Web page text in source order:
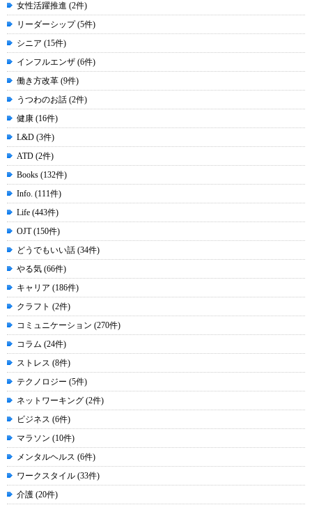
女性活躍推進 (2件)
リーダーシップ (5件)
シニア (15件)
インフルエンザ (6件)
働き方改革 (9件)
うつわのお話 (2件)
健康 (16件)
L&D (3件)
ATD (2件)
Books (132件)
Info. (111件)
Life (443件)
OJT (150件)
どうでもいい話 (34件)
やる気 (66件)
キャリア (186件)
クラフト (2件)
コミュニケーション (270件)
コラム (24件)
ストレス (8件)
テクノロジー (5件)
ネットワーキング (2件)
ビジネス (6件)
マラソン (10件)
メンタルヘルス (6件)
ワークスタイル (33件)
介護 (20件)